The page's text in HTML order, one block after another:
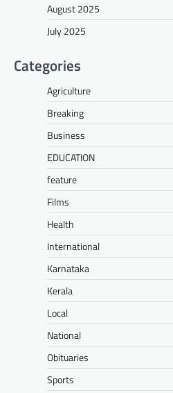
August 2025
July 2025
Categories
Agriculture
Breaking
Business
EDUCATION
feature
Films
Health
International
Karnataka
Kerala
Local
National
Obituaries
Sports